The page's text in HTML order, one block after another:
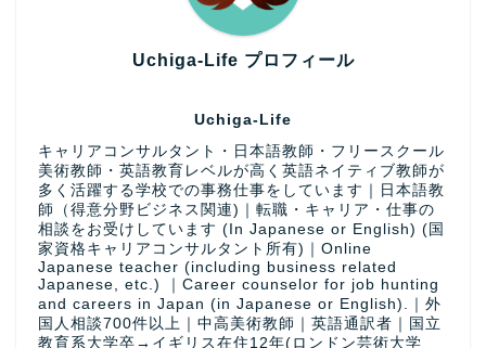
Uchiga-Life プロフィール
Uchiga-Life
キャリアコンサルタント・日本語教師・フリースクール
美術教師・英語教育レベルが高く英語ネイティブ教師が
多く活躍する学校での事務仕事をしています｜日本語教
師（得意分野ビジネス関連)｜転職・キャリア・仕事の
相談をお受けしています (In Japanese or English) (国
家資格キャリアコンサルタント所有)｜Online
Japanese teacher (including business related
Japanese, etc.) ｜Career counselor for job hunting
and careers in Japan (in Japanese or English).｜外
国人相談700件以上｜中高美術教師｜英語通訳者｜国立
教育系大学卒→イギリス在住12年(ロンドン芸術大学